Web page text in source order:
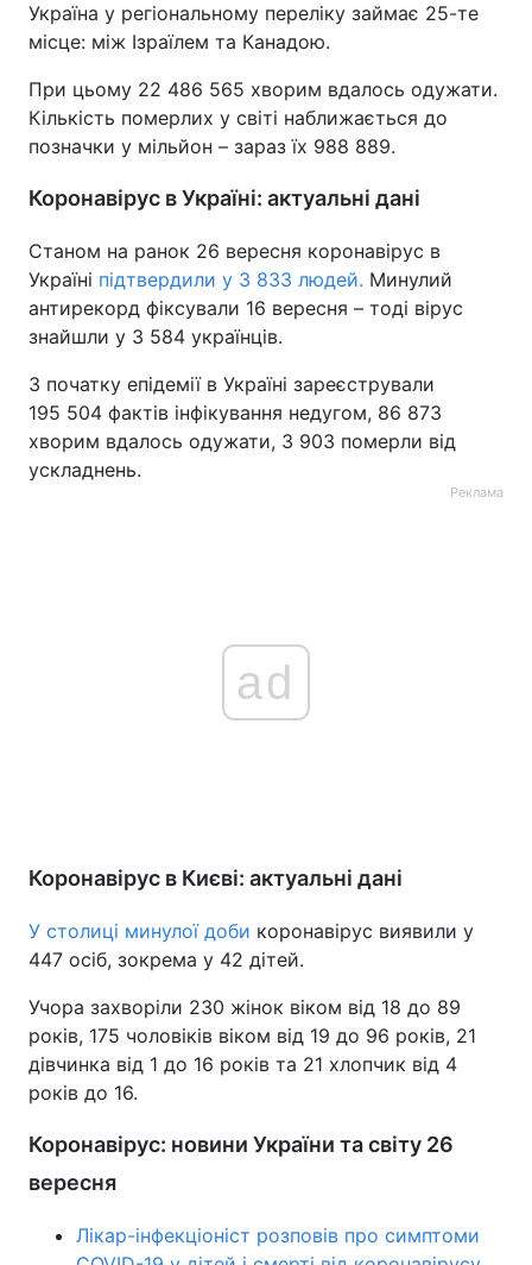
Україна у регіональному переліку займає 25-те
місце: між Ізраїлем та Канадою.
При цьому 22 486 565 хворим вдалось одужати.
Кількість померлих у світі наближається до
позначки у мільйон – зараз їх 988 889.
Коронавірус в Україні: актуальні дані
Станом на ранок 26 вересня коронавірус в
Україні підтвердили у 3 833 людей. Минулий
антирекорд фіксували 16 вересня – тоді вірус
знайшли у 3 584 українців.
З початку епідемії в Україні зареєстрували
195 504 фактів інфікування недугом, 86 873
хворим вдалось одужати, 3 903 померли від
ускладнень.
Реклама
ad
Коронавірус в Києві: актуальні дані
У столиці минулої доби коронавірус виявили у
447 осіб, зокрема у 42 дітей.
Учора захворіли 230 жінок віком від 18 до 89
років, 175 чоловіків віком від 19 до 96 рокiв, 21
дівчинка від 1 до 16 років та 21 хлопчик від 4
років до 16.
Коронавірус: новини України та світу 26
вересня
Лікар-інфекціоніст розповів про симптоми